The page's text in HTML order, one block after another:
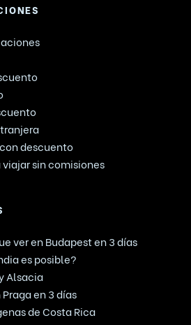
descuento
sin comisiones
ver en Budapest en 3 días
es posible?
Alsacia
en 3 días
de Costa Rica